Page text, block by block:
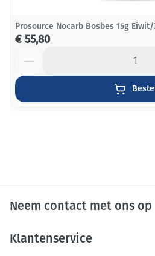
Prosource Nocarb Bosbes 15g
€ 55,80
Neem contact met ons op
Klantenservice